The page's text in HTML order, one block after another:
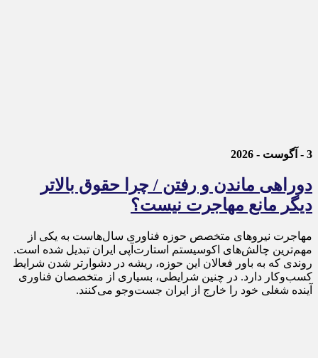
3 - آگوست - 2026
دوراهی ماندن و رفتن / چرا حقوق بالاتر
دیگر مانع مهاجرت نیست؟
مهاجرت نیروهای متخصص حوزه فناوری سال‌هاست به یکی از
مهم‌ترین چالش‌های اکوسیستم استارت‌آپی ایران تبدیل شده است.
روندی که به باور فعالان این حوزه، ریشه در دشوارتر شدن شرایط
کسب‌وکار دارد. در چنین شرایطی، بسیاری از متخصصان فناوری
آینده شغلی خود را خارج از ایران جست‌وجو می‌کنند.